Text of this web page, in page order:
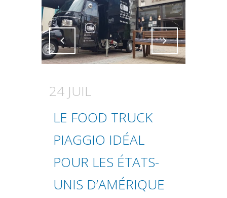
Attiva comando Attiva comando
24 JUIL
LE FOOD TRUCK
PIAGGIO IDÉAL
POUR LES ÉTATS-
UNIS D’AMÉRIQUE